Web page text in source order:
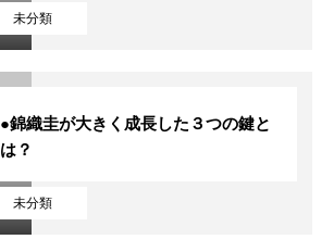
未分類
未分類
●錦織圭が大きく成長した３つの鍵と
は？